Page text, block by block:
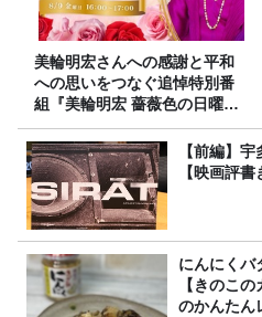
美輪明宏さんへの感謝と平和
への思いをつなぐ追悼特別番
組『美輪明宏 薔薇色の日曜日
～ごきげんよう、ルンルン
～』8/9（日）16時放送【前編】
【映画評
にんにくバ
【きのこ
のかんたん